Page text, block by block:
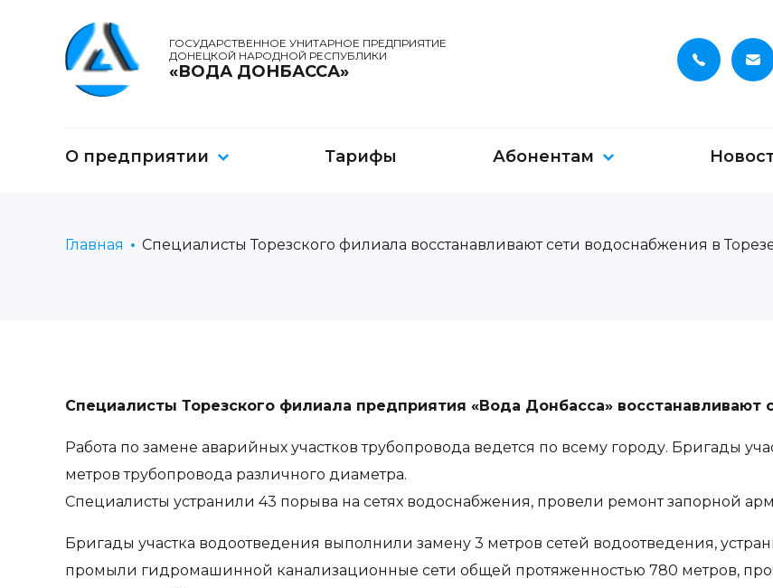
ГОСУДАРСТВЕННОЕ УНИТАРНОЕ ПРЕДПРИЯТИЕ
ДОНЕЦКОЙ НАРОДНОЙ РЕСПУБЛИКИ
«ВОДА ДОНБАССА»
О предприятии Тарифы Абонентам
Главная Специалисты Торезского филиала восстанавливают сети водоснабжения в
Специалисты Торезского филиала предприятия «Вода Донбасса» восстанавливают
Работа по замене аварийных участков трубопровода ведется по всему городу. Бригады
метров трубопровода различного диаметра.
Специалисты устранили 43 порыва на сетях водоснабжения, провели ремонт запорной
Бригады участка водоотведения выполнили замену 3 метров сетей водоотведения,
промыли гидромашинной канализационные сети общей протяженностью 780 метров,